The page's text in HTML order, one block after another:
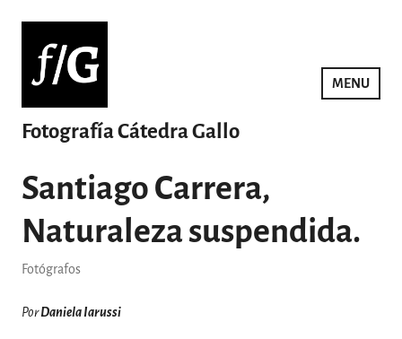
contenido
Fotografía Cátedra Gallo
MENU
Santiago Carrera,
Naturaleza suspendida.
Fotógrafos
PorDaniela Iarussi